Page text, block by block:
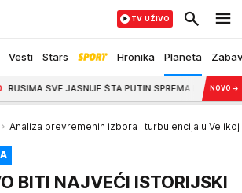
Vesti Stars Hronika Planeta
TV UŽIVO
SVE JASNIJE ŠTA PUTIN SPREMA NA JESEN?NOVO →
Analiza prevremenih izbora i turbulencija u Velikoj
BITI NAJVEĆI ISTORIJSKI